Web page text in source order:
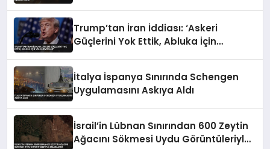
Trump’tan İran İddiası: ‘Askeri
Güçlerini Yok Ettik, Abluka İçin
İtalya İspanya Sınırında Schengen
Uygulamasını Askıya Aldı
İsrail’in Lübnan Sınırından 600 Zeytin
Ağacını Sökmesi Uydu Görüntüleriyle